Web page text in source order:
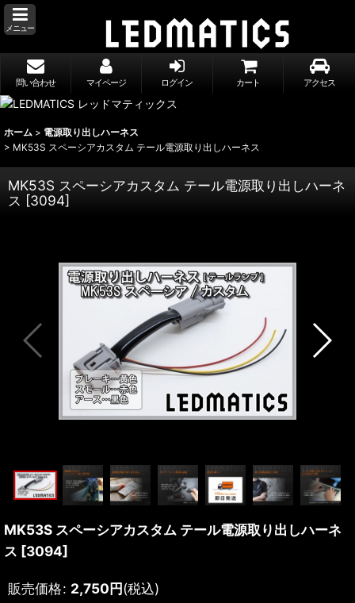
メニュー
問い合わせ マイページ ログイン カート アクセス
ホーム > 電源取り出しハーネス
> MK53S スペーシアカスタム テール電源取り出しハーネス
MK53S スペーシアカスタム テール電源取り出しハーネ
ス [3094]
MK53S スペーシアカスタム テール電源取り出しハーネ
ス [3094]
販売価格: 2,750円(税込)